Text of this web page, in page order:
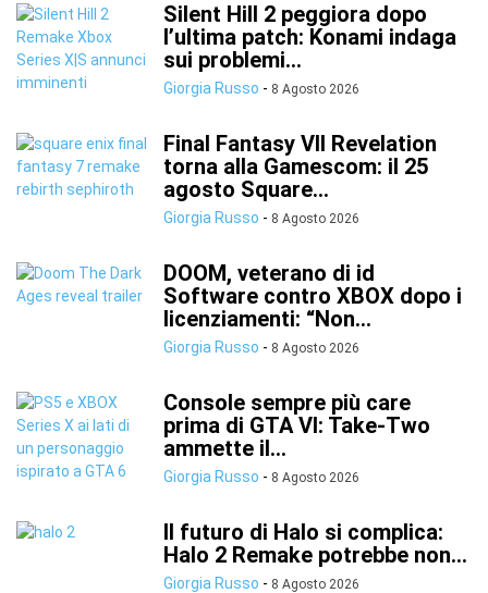
Silent Hill 2 peggiora dopo
l’ultima patch: Konami indaga
sui problemi...
Giorgia Russo - 8 Agosto 2026
Final Fantasy VII Revelation
torna alla Gamescom: il 25
agosto Square...
Giorgia Russo - 8 Agosto 2026
DOOM, veterano di id
Software contro XBOX dopo i
licenziamenti: “Non...
Giorgia Russo - 8 Agosto 2026
Console sempre più care
prima di GTA VI: Take-Two
ammette il...
Giorgia Russo - 8 Agosto 2026
Il futuro di Halo si complica:
Halo 2 Remake potrebbe non...
Giorgia Russo - 8 Agosto 2026